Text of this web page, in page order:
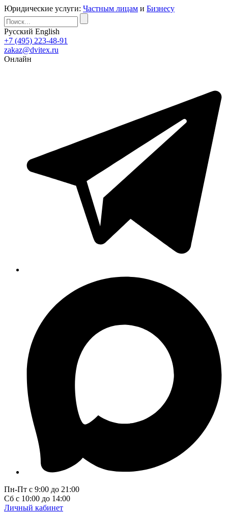
Юридические услуги: Частным лицам и Бизнесу
Русский English
+7 (495) 223-48-91
zakaz@dvitex.ru
Онлайн
Пн-Пт с 9:00 до 21:00
Сб с 10:00 до 14:00
Личный кабинет